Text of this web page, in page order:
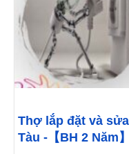
Thợ lắp đặt và
Tàu -【BH 2 Năm】